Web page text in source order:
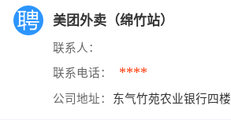
美团外卖（绵竹站）
联系人：
联系电话： ****
公司地址： 东气竹苑农业银行四楼